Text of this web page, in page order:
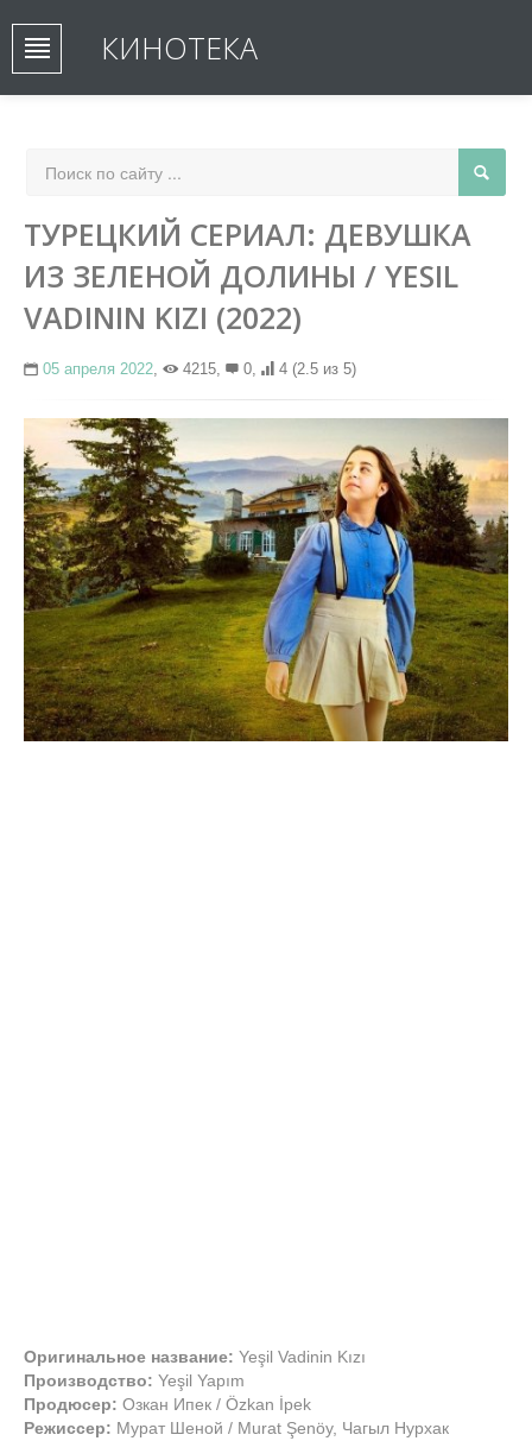
КИНОТЕКА
ТУРЕЦКИЙ СЕРИАЛ: ДЕВУШКА
ИЗ ЗЕЛЕНОЙ ДОЛИНЫ / YESIL
VADININ KIZI (2022)
05 апреля 2022, 4215, 0, 4 (2.5 из 5)
Оригинальное название: Yeşil Vadinin Kızı
Производство: Yeşil Yapım
Продюсер: Озкан Ипек / Özkan İpek
Режиссер: Мурат Шеной / Murat Şenöy, Чагыл Нурхак